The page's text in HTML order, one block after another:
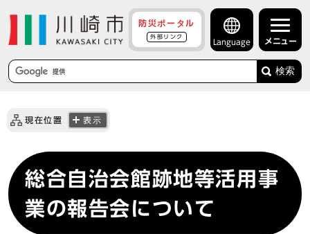
防災ポータル
外部リンク
Language メニュー
検索
現在位置 表示
総合自治会館跡地等活用事
業の報告会について